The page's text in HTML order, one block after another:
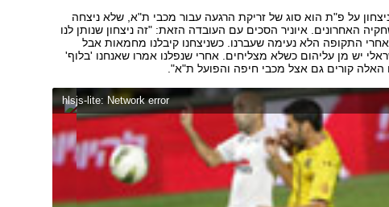
על פ"ת הוא סוג של זריקת הרגעה עבור מכבי ת"א, שלא ניצחה
האחרונים. איוניר הסכים עם העובדה הזאת: "זה ניצחון שנותן לנו
אחרי התקופה הלא נעימה שעברנו. כשניצחנו קיבלנו מחמאות אבל
יש מן עליהום כשלא מצליחים. אחרי שנפלנו אמרו שאנחנו 'בלוף'
קורים גם אצל מכבי חיפה והפועל ת"א".
hlsjs-lite: Network error